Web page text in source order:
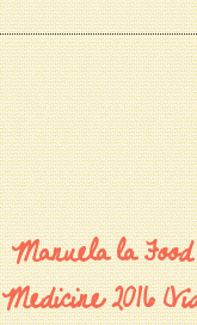
Manuela la
Medicine 2016